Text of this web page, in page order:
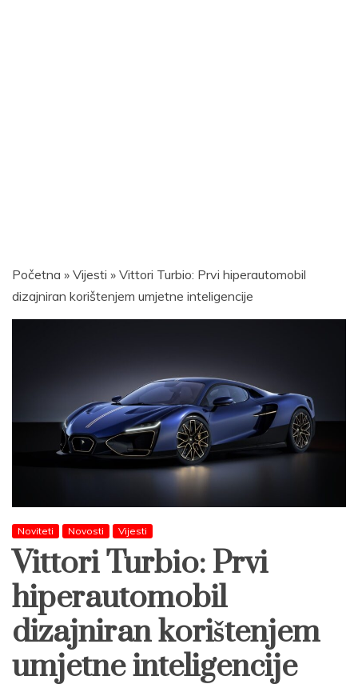
Početna » Vijesti » Vittori Turbio: Prvi hiperautomobil
dizajniran korištenjem umjetne inteligencije
Noviteti Novosti Vijesti
Vittori Turbio: Prvi
hiperautomobil
dizajniran korištenjem
umjetne inteligencije